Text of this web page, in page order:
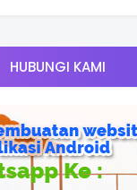
HUBUNGI KAMI